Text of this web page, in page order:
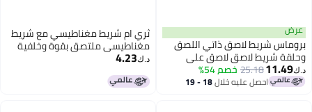
اللصق
على
(أبيض)
18 - 19
ثري ام شريط مغناطيسي مع شريط
مغناطيسي ملتصق بقوة وخلفية
لاصقة قوية، مثالي للمشاريع الفنية
اليدوية ولوحات البياض وتنظيم
الثلاجة، عرض 20 مم × طول 2 متر
د.ك‏4.23